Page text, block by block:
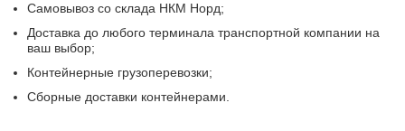
Самовывоз со склада НКМ Норд;
Доставка до любого терминала транспортной компании на
ваш выбор;
Контейнерные грузоперевозки;
Сборные доставки контейнерами.